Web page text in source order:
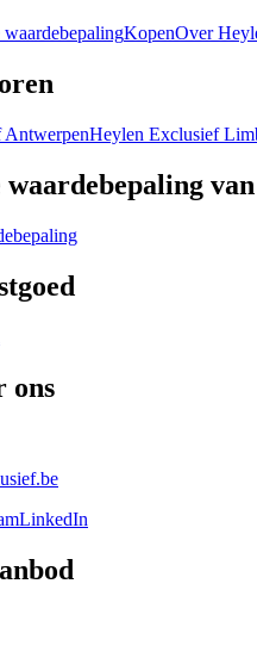
KopenOver
Heylen Exclusief
waardebepaling
ons
LinkedIn